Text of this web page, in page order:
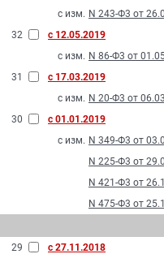
с изм. N 243-Ф3 от
32
с 12.05.2019
с изм. N 86-Ф3 от
31
с 17.03.2019
с изм. N 20-Ф3 от
30
с 01.01.2019
с изм. N 349-Ф3 от
N 225-Ф3 от
N 421-Ф3 от
N 475-Ф3 от
29
с 27.11.2018